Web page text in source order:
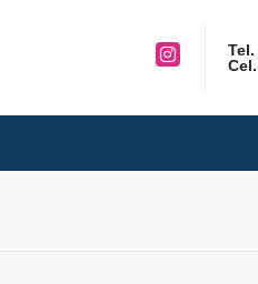
Instagram Tel.
Cel.